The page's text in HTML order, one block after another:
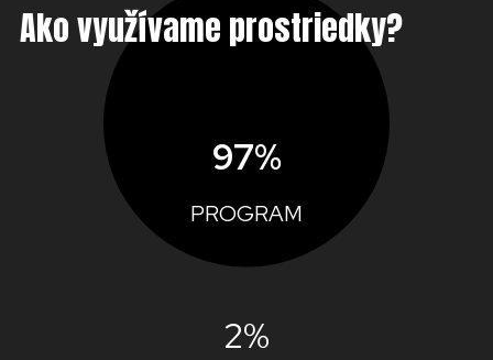
Ako využívame prostriedky?
97%
PROGRAM
2%